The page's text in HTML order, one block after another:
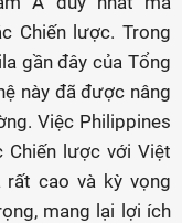
Chiến lược. Trong
gần đây của Tổng
này đã được nâng
Việc Philippines
Chiến lược với Việt
rất cao và kỳ vọng
mang lại lợi ích